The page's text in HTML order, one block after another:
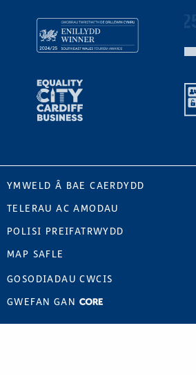
YMWELD Â BAE CAERDYDD
TELERAU AC AMODAU
POLISI PREIFATRWYDD
MAP SAFLE
GOSODIADAU CWCIS
GWEFAN GAN